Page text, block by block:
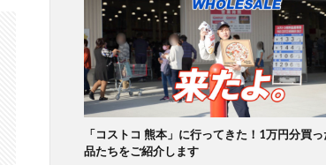
「コストコ 熊本」に行ってきた！1万円分買っ
品たちをご紹介します